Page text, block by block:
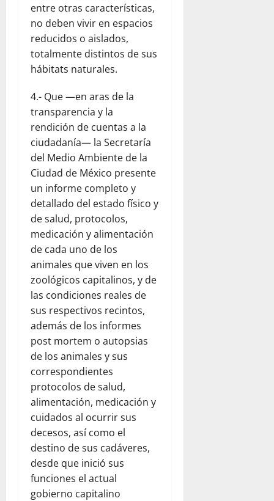
entre otras características,
no deben vivir en espacios
reducidos o aislados,
totalmente distintos de sus
hábitats naturales.
4.- Que —en aras de la
transparencia y la
rendición de cuentas a la
ciudadanía— la Secretaría
del Medio Ambiente de la
Ciudad de México presente
un informe completo y
detallado del estado físico y
de salud, protocolos,
medicación y alimentación
de cada uno de los
animales que viven en los
zoológicos capitalinos, y de
las condiciones reales de
sus respectivos recintos,
además de los informes
post mortem o autopsias
de los animales y sus
correspondientes
protocolos de salud,
alimentación, medicación y
cuidados al ocurrir sus
decesos, así como el
destino de sus cadáveres,
desde que inició sus
funciones el actual
gobierno capitalino